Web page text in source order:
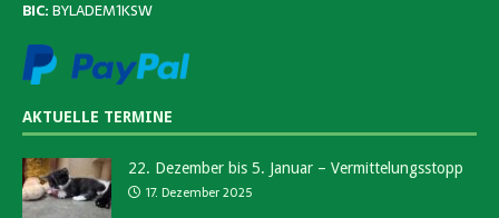
BIC:BYLADEM1KSW
AKTUELLE TERMINE
22. Dezember bis 5. Januar – Vermittelungsstopp
17. Dezember 2025